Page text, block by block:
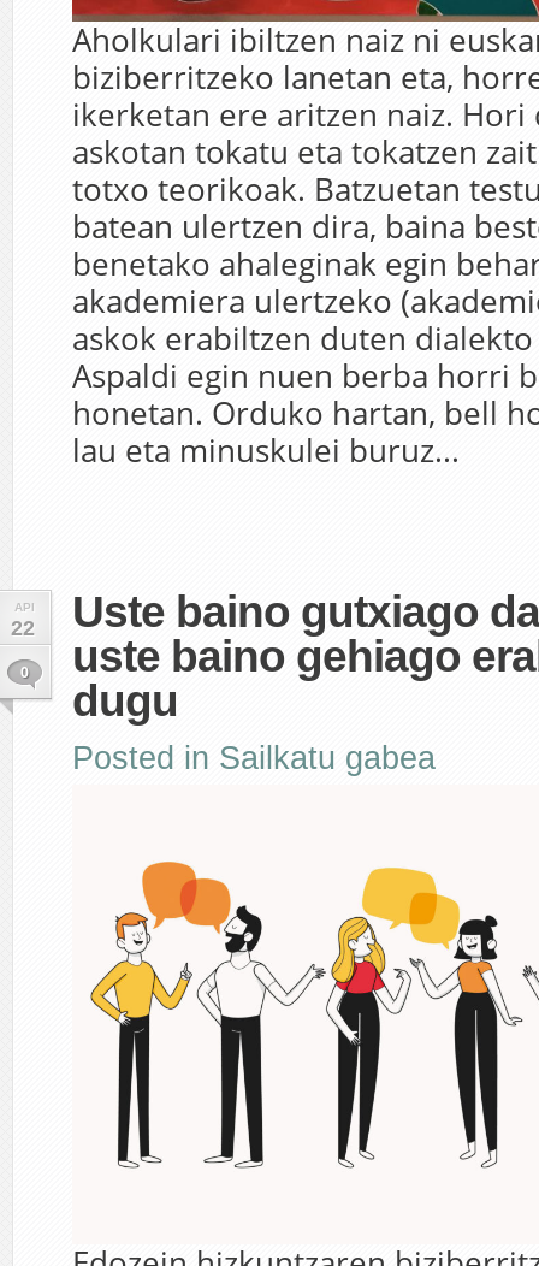
Aholkulari ibiltzen naiz ni
biziberritzeko lanetan eta,
ikerketan ere aritzen naiz. Hori
askotan tokatu eta tokatzen
totxo teorikoak. Batzuetan
batean ulertzen dira, baina
benetako ahaleginak egin
akademiera ulertzeko
askok erabiltzen duten
Aspaldi egin nuen berba horri
honetan. Orduko hartan, bell
lau eta minuskulei buruz...
API
22
0
Uste baino gutxiago
uste baino gehiago
dugu
Posted in Sailkatu gabea